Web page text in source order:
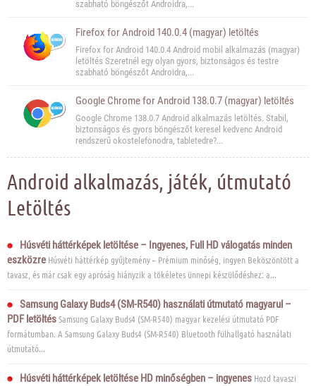
szabható böngészőt Androidra,...
Firefox for Android 140.0.4 (magyar) letöltés
Firefox for Android 140.0.4 Android mobil alkalmazás (magyar)
letöltés Szeretnél egy olyan gyors, biztonságos és testre
szabható böngészőt Androidra,...
Google Chrome for Android 138.0.7 (magyar) letöltés
Google Chrome 138.0.7 Android alkalmazás letöltés. Stabil,
biztonságos és gyors böngészőt keresel kedvenc Android
rendszerű okostelefonodra, tabletedre?...
Android alkalmazás, játék, útmutató
Letöltés
Húsvéti háttérképek letöltése – Ingyenes, Full HD válogatás minden
eszközre Húsvéti háttérkép gyűjtemény – Prémium minőség, ingyen Beköszöntött a
tavasz, és már csak egy apróság hiányzik a tökéletes ünnepi készülődéshez: a...
Samsung Galaxy Buds4 (SM-R540) használati útmutató magyarul –
PDF letöltésSamsung Galaxy Buds4 (SM-R540) magyar kezelési útmutató PDF
formátumban. A Samsung Galaxy Buds4 (SM-R540) Bluetooth fülhallgató használati
útmutató...
Húsvéti háttérképek letöltése HD minőségben – ingyenes Hozd tavaszi